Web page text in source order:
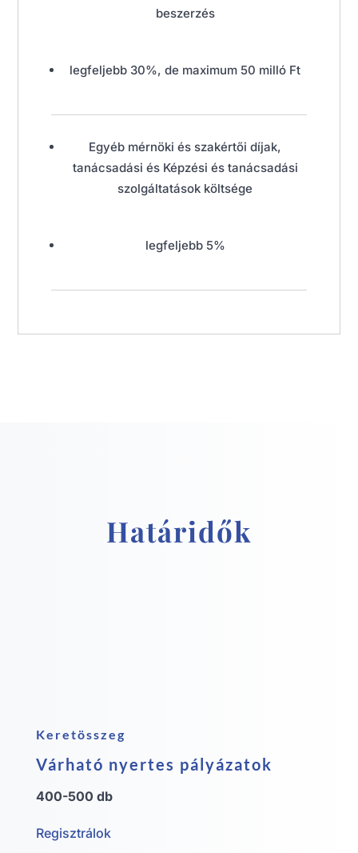
beszerzés
legfeljebb 30%, de maximum 50 milló Ft
Egyéb mérnöki és szakértői díjak,
tanácsadási és Képzési és tanácsadási
szolgáltatások költsége
legfeljebb 5%
Határidők
Keretösszeg
Várható nyertes pályázatok
400-500 db
Regisztrálok